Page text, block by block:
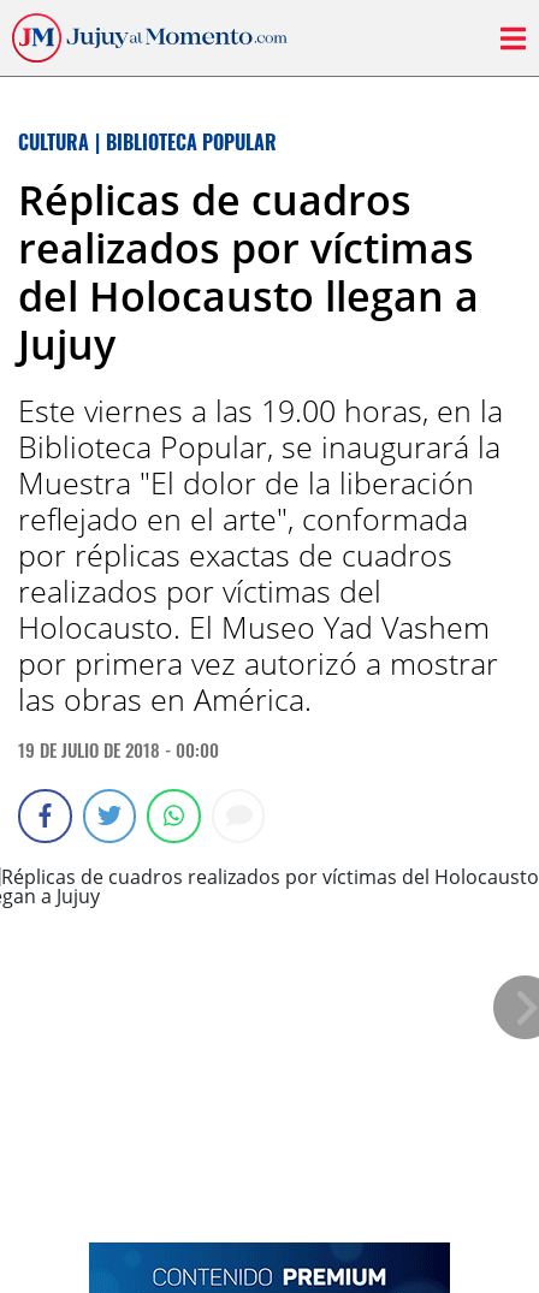
CULTURA | BIBLIOTECA POPULAR
Réplicas de cuadros
realizados por víctimas
del Holocausto llegan a
Jujuy
Este viernes a las 19.00 horas, en la
Biblioteca Popular, se inaugurará la
Muestra "El dolor de la liberación
reflejado en el arte", conformada
por réplicas exactas de cuadros
realizados por víctimas del
Holocausto. El Museo Yad Vashem
por primera vez autorizó a mostrar
las obras en América.
19 DE JULIO DE 2018 - 00:00